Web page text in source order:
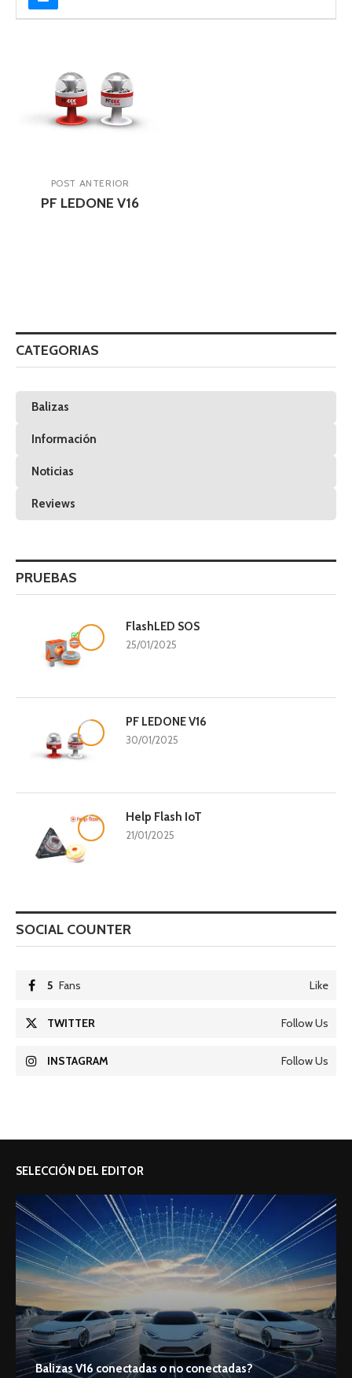
POST ANTERIOR
PF LEDONE V16
CATEGORIAS
Balizas
Información
Noticias
Reviews
PRUEBAS
FlashLED SOS
25/01/2025
PF LEDONE V16
30/01/2025
Help Flash IoT
21/01/2025
SOCIAL COUNTER
5 Fans Like
TWITTER Follow Us
INSTAGRAM Follow Us
SELECCIÓN DEL EDITOR
Balizas V16 conectadas o no conectadas?